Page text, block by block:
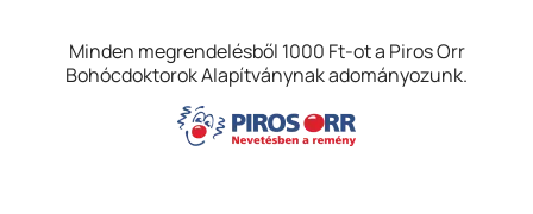
Minden megrendelésből 1000 Ft-ot a Piros Orr
Bohócdoktorok Alapítványnak adományozunk.